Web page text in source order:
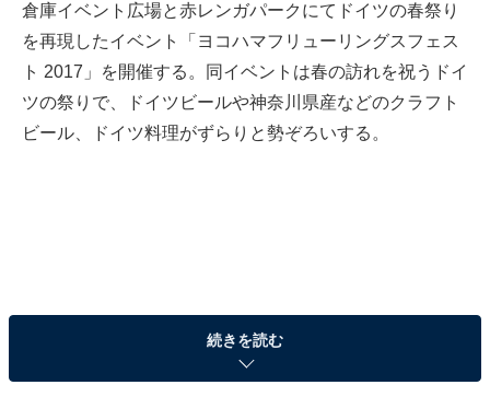
倉庫イベント広場と赤レンガパークにてドイツの春祭り
を再現したイベント「ヨコハマフリューリングスフェス
ト 2017」を開催する。同イベントは春の訪れを祝うドイ
ツの祭りで、ドイツビールや神奈川県産などのクラフト
ビール、ドイツ料理がずらりと勢ぞろいする。
続きを読む